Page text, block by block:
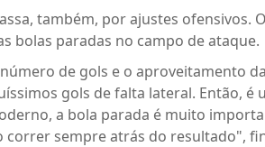
também, por ajustes
bolas paradas no campo de ataque.
de gols e o aproveitamento
gols de falta lateral. Então,
a bola parada é muito
sempre atrás do resultado",